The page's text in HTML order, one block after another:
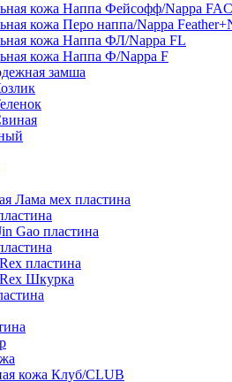
кожа Наппа Фейсофф/Nappa
кожа Перо наппа/Nappa
кожа Наппа ФЛ/Nappa FL
кожа Наппа Ф/Nappa F
замша
Лама мех пластина
Gao пластина
пластина
Шкурка
кожа Клуб/CLUB